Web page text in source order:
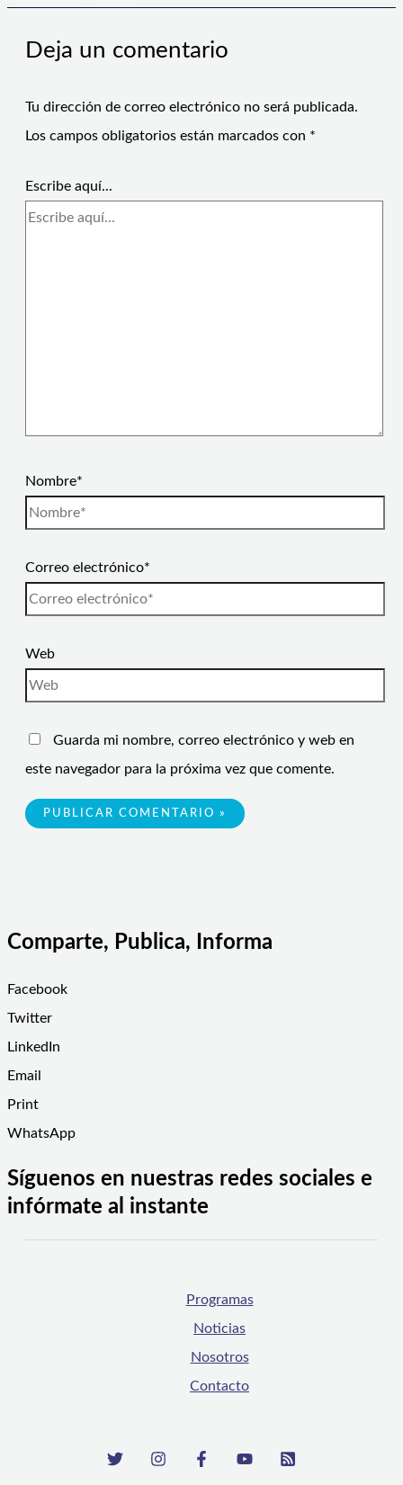
Deja un comentario
Tu dirección de correo electrónico no será publicada.
Los campos obligatorios están marcados con *
Escribe aquí...
Nombre*
Correo electrónico*
Web
Guarda mi nombre, correo electrónico y web en
este navegador para la próxima vez que comente.
Comparte, Publica, Informa
Facebook
Twitter
LinkedIn
Email
Print
WhatsApp
Síguenos en nuestras redes sociales e
infórmate al instante
Programas
Noticias
Nosotros
Contacto